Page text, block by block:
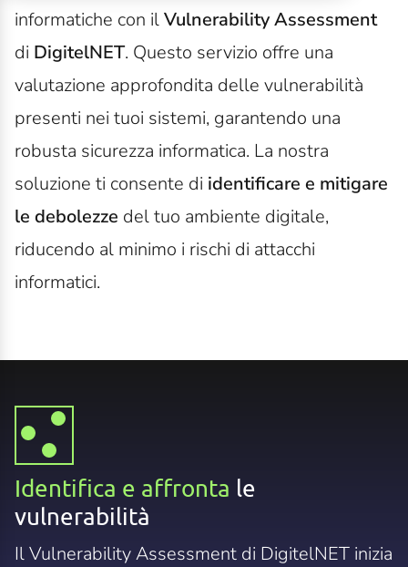
informatiche con ilVulnerability Assessment
di DigitelNET. Questo servizio offre una
valutazione approfondita delle vulnerabilità
presenti nei tuoi sistemi, garantendo una
robusta sicurezza informatica. La nostra
soluzione ti consente di identificare e mitigare
le debolezze del tuo ambiente digitale,
riducendo al minimo i rischi di attacchi
informatici.
Identifica e affronta le
vulnerabilità
Il Vulnerability Assessment di DigitelNET inizia